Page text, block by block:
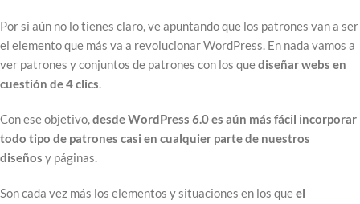
Por si aún no lo tienes claro, ve apuntando que los patrones van a ser
el elemento que más va a revolucionar WordPress. En nada vamos a
ver patrones y conjuntos de patrones con los quediseñar webs en
cuestión de 4 clics.
Con ese objetivo,desde WordPress 6.0 es aún más fácil incorporar
todo tipo de patrones casi en cualquier parte de nuestros
diseños y páginas.
Son cada vez más los elementos y situaciones en los queel